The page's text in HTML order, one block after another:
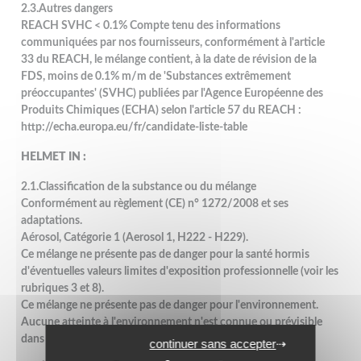
2.3.Autres dangers
REACH SVHC < 0.1% Compte tenu des informations
communiquées par nos fournisseurs, conformément à l'article
33 du REACH, le mélange contient, à la date de révision de la
FDS, moins de 0.1% m/m de 'Substances extrêmement
préoccupantes' (SVHC) publiées par l'Agence Européenne des
Produits Chimiques (ECHA) selon l'article 57 du REACH :
http://echa.europa.eu/fr/candidate-liste-table
HELMET IN :
2.1.Classification de la substance ou du mélange
Conformément au règlement (CE) n° 1272/2008 et ses
adaptations.
Aérosol, Catégorie 1 (Aerosol 1, H222 - H229).
Ce mélange ne présente pas de danger pour la santé hormis
d'éventuelles valeurs limites d'exposition professionnelle (voir les
rubriques 3 et 8).
Ce mélange ne présente pas de danger pour l'environnement.
Aucune atteinte à l'environnement n'est connue ou prévisible
dans les conditions normales d'utilisation.
continuer sans accepter